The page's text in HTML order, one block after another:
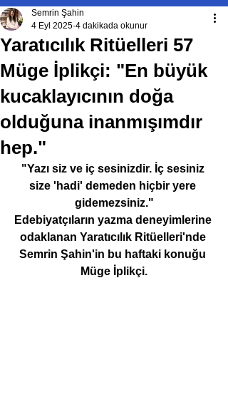
Yaratıcılık Ritüelleri 57
Müge İplikçi: "En büyük
kucaklayıcının doğa
olduğuna inanmışımdır
hep."
Semrin Şahin
4 Eyl 2025 4 dakikada okunur
"Yazı siz ve iç sesinizdir. İç sesiniz
size 'hadi' demeden hiçbir yere
gidemezsiniz."
Edebiyatçıların yazma deneyimlerine
odaklanan Yaratıcılık Ritüelleri'nde
Semrin Şahin'in bu haftaki konuğu
Müge İplikçi.